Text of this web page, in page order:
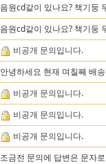
음원cd같이 있나요? 책기둥
음원cd같이 있나요? 책기둥
비공개 문의입니다.
안녕하세요 현재 며칠째 배
비공개 문의입니다.
비공개 문의입니다.
비공개 문의입니다.
조금전 문의에 답변은 문자